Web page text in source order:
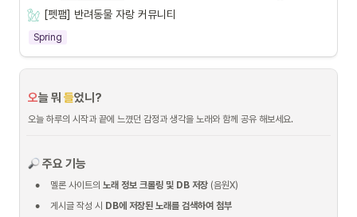
기술적 의사결정
[펫팸] 반려동물 자랑 커뮤니티
Spring
오늘 뭐 들었니?
오늘 하루의 시작과 끝에 느꼈던 감정과 생각을 노래와 함께 공유 해보세요.
주요 기능
• 멜론 사이트의 노래 정보 크롤링 및 DB 저장 (음원X)
• 게시글 작성 시 DB에 저장된 노래를 검색하여 첨부